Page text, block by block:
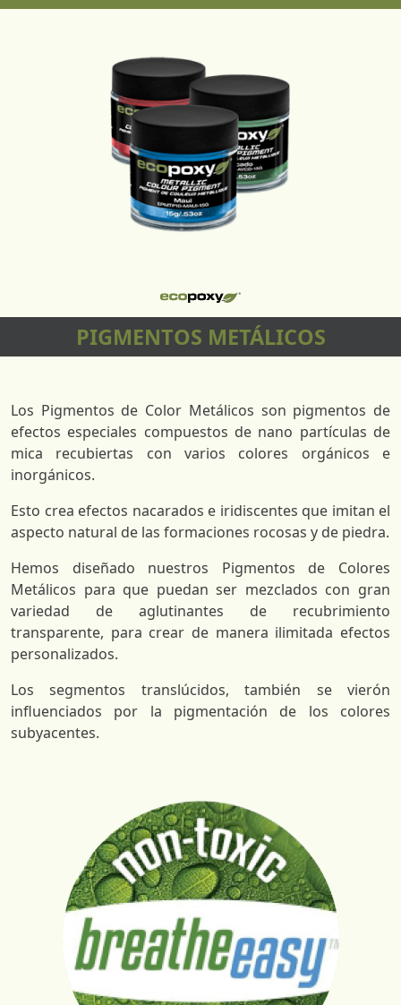
PIGMENTOS METÁLICOS
Los Pigmentos de Color Metálicos son pigmentos de
efectos especiales compuestos de nano partículas de
mica recubiertas con varios colores orgánicos e
inorgánicos.
Esto crea efectos nacarados e iridiscentes que imitan el
aspecto natural de las formaciones rocosas y de piedra.
Hemos diseñado nuestros Pigmentos de Colores
Metálicos para que puedan ser mezclados con gran
variedad de aglutinantes de recubrimiento
transparente, para crear de manera ilimitada efectos
personalizados.
Los segmentos translúcidos, también se vierón
influenciados por la pigmentación de los colores
subyacentes.